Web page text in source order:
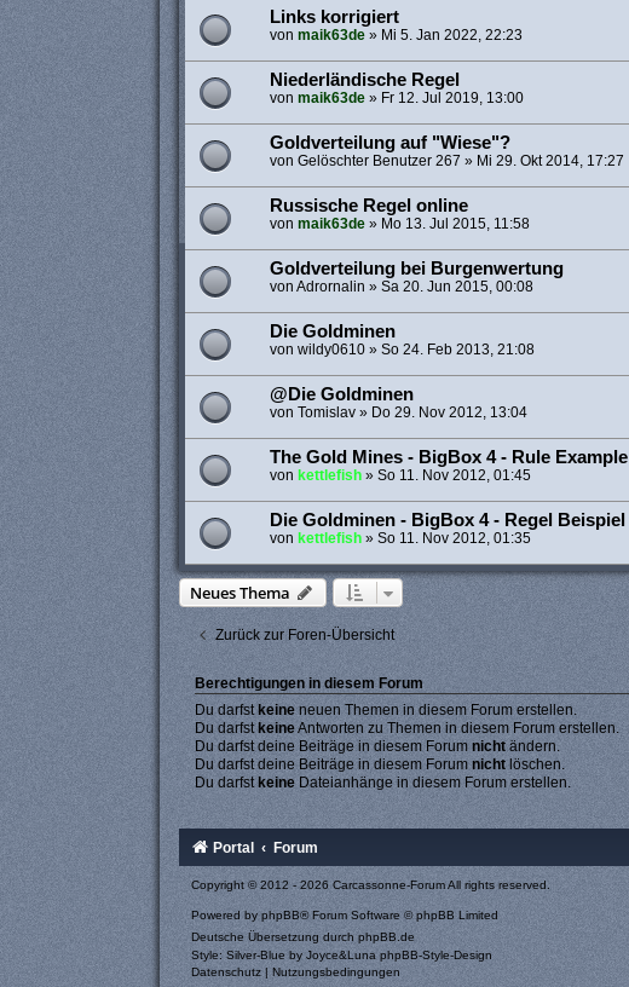
Links korrigiert
von maik63de» Mi 5. Jan 2022, 22:23
Niederländische Regel
von maik63de» Fr 12. Jul 2019, 13:00
Goldverteilung auf "Wiese"?
von Gelöschter Benutzer 267 » Mi 29. Okt 2014, 17:27
Russische Regel online
von maik63de» Mo 13. Jul 2015, 11:58
Goldverteilung bei Burgenwertung
von Adrornalin » Sa 20. Jun 2015, 00:08
Die Goldminen
von wildy0610» So 24. Feb 2013, 21:08
@Die Goldminen
von Tomislav» Do 29. Nov 2012, 13:04
The Gold Mines - BigBox 4 - Rule Example
von kettlefish» So 11. Nov 2012, 01:45
Die Goldminen - BigBox 4 - Regel Beispiel
von kettlefish» So 11. Nov 2012, 01:35
Neues Thema
Zurück zur Foren-Übersicht
Berechtigungen in diesem Forum
Du darfstkeineneuen Themen in diesem Forum erstellen.
Du darfstkeineAntworten zu Themen in diesem Forum erstellen.
Du darfst deine Beiträge in diesem Forum nichtändern.
Du darfst deine Beiträge in diesem Forumnichtlöschen.
Du darfst keineDateianhänge in diesem Forum erstellen.
Portal Forum
Copyright © 2012 - 2026 Carcassonne-Forum All rights reserved.
Powered by phpBB® Forum Software © phpBB Limited
Deutsche Übersetzung durch phpBB.de
Style: Silver-Blue by Joyce&Luna phpBB-Style-Design
Datenschutz | Nutzungsbedingungen